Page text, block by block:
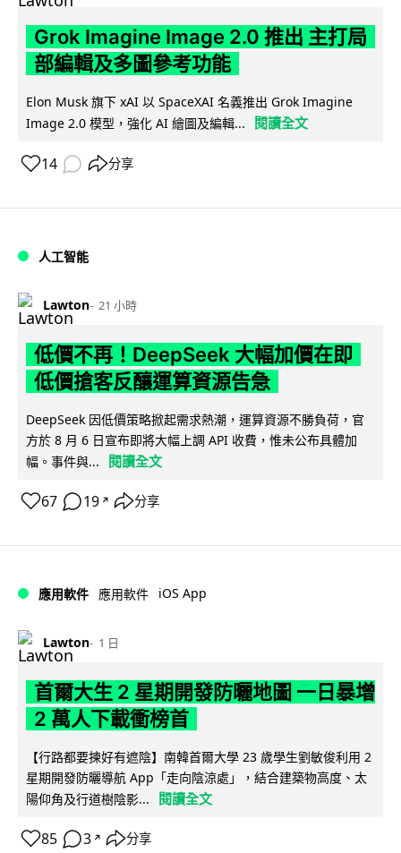
Grok Imagine Image 2.0 推出 主打局
部編輯及多圖參考功能
Elon Musk 旗下 xAI 以 SpaceXAI 名義推出 Grok Imagine
Image 2.0 模型，強化 AI 繪圖及編輯...
閱讀全文
14 分享
人工智能
Lawton 21 小時
低價不再！DeepSeek 大幅加價在即
低價搶客反釀運算資源告急
DeepSeek 因低價策略掀起需求熱潮，運算資源不勝負荷，官
方於 8 月 6 日宣布即將大幅上調 API 收費，惟未公布具體加
幅。事件與...
閱讀全文
67 19 ↗ 分享
應用軟件 應用軟件 iOS App
Lawton 1 日
首爾大生 2 星期開發防曬地圖 一日暴增
2 萬人下載衝榜首
【行路都要揀好有遮陰】南韓首爾大學 23 歲學生劉敏俊利用 2
星期開發防曬導航 App「走向陰涼處」，結合建築物高度、太
陽仰角及行道樹陰影...
閱讀全文
85 3 ↗ 分享